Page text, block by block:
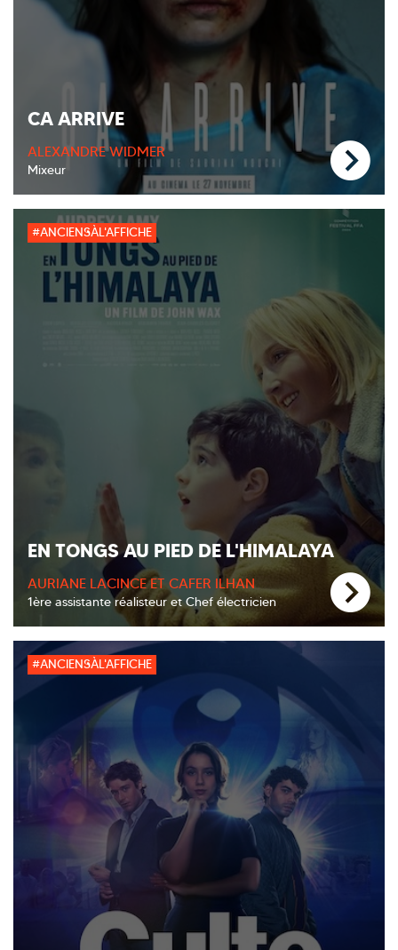
CA ARRIVE
ALEXANDRE WIDMER
Mixeur
#ANCIENSÀL'AFFICHE
EN TONGS AU PIED DE L'HIMALAYA
AURIANE LACINCE ET CAFER ILHAN
1ère assistante réalisteur et Chef électricien
#ANCIENSÀL'AFFICHE